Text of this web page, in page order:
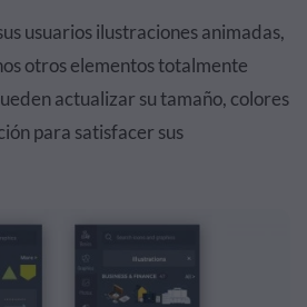
usuarios ilustraciones animadas,
otros elementos totalmente
actualizar su tamaño, colores
para satisfacer sus